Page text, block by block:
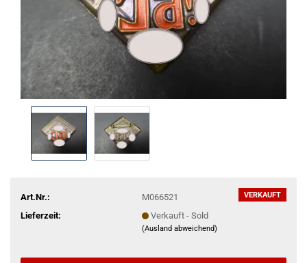
VERKAUFT
Art.Nr.:
M066521
Lieferzeit:
Verkauft - Sold
(Ausland abweichend)